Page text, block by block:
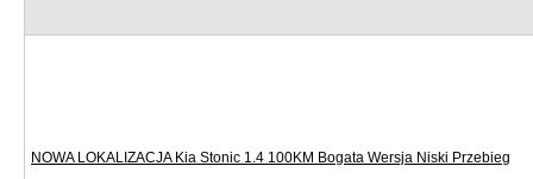
NOWA LOKALIZACJA Kia Stonic 1.4 100KM Bogata Wersja Niski Przebieg